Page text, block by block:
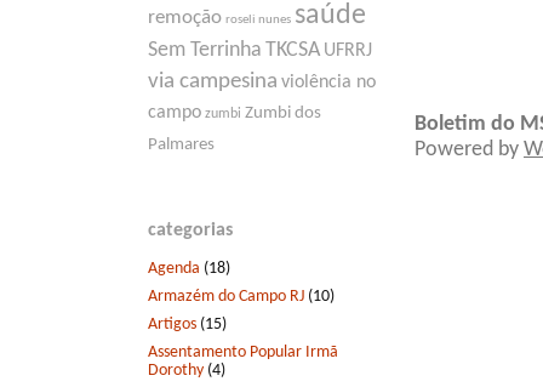
remoção roseli nunes saúde
Sem Terrinha TKCSA UFRRJ
via campesina violência no
campo zumbi Zumbi dos
Palmares
categorias
Agenda (18)
Armazém do Campo RJ (10)
Artigos (15)
Assentamento Popular Irmã
Dorothy (4)
Boletim do
Powered by